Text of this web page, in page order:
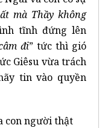
mà Thầy không
tĩnh đứng lên
đi” tức thì gió
Giêsu vừa trách
tin vào quyền
người thật